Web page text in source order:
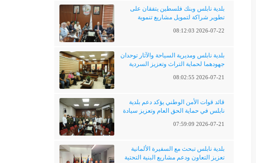
بلدية نابلس وبنك فلسطين يتفقان على
تطوير شراكة لتمويل مشاريع تنموية
2026-07-22 08:12:03
بلدية نابلس ومديرية السياحة والآثار توحدان
جهودهما لحماية التراث وتعزيز السردية
2026-07-21 08:02:55
قائد قوات الأمن الوطني يؤكد دعم بلدية
نابلس في حماية الحق العام وتعزيز سيادة
2026-07-21 07:59:09
بلدية نابلس تبحث مع السفيرة الألمانية
تعزيز التعاون ودعم مشاريع البنية التحتية